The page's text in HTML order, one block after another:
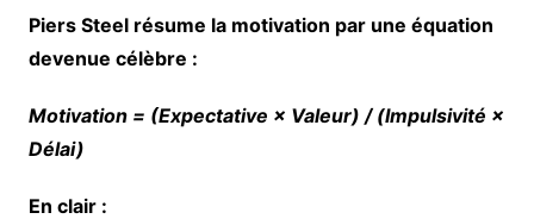
Piers Steel résume la motivation par une équation
devenue célèbre :
Motivation = (Expectative × Valeur) / (Impulsivité ×
Délai)
En clair :